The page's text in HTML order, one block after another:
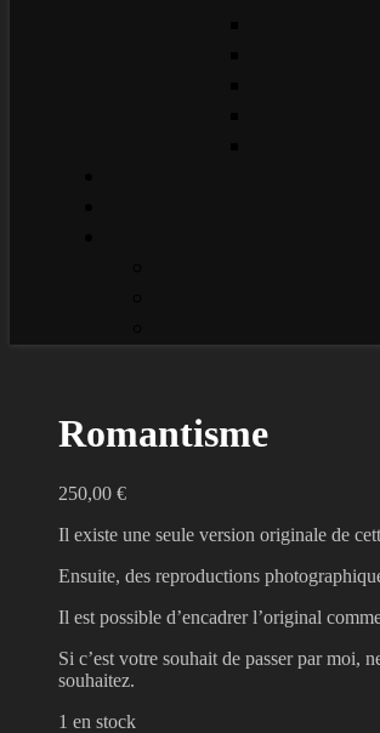
Romantisme
250,00 €
Il existe une seule version originale de
Ensuite, des reproductions
Il est possible d’encadrer l’original
Si c’est votre souhait de passer par moi,
souhaitez.
1 en stock